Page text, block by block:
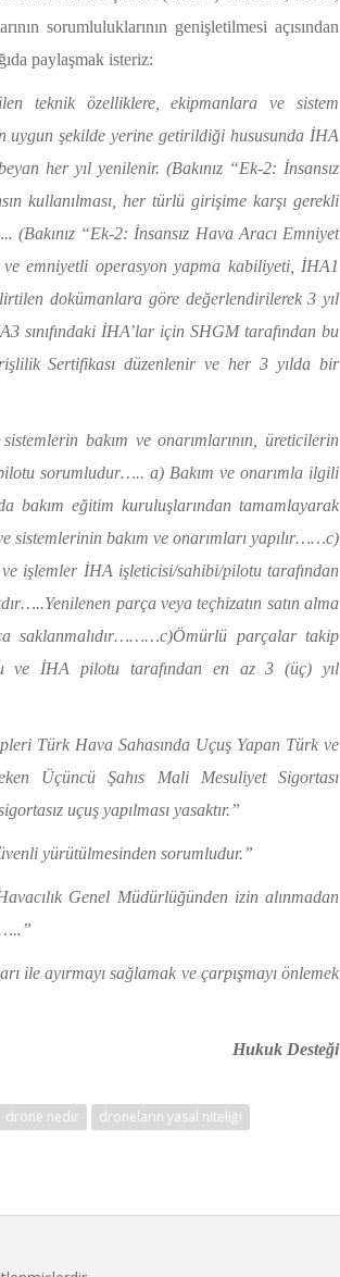
sorumluluklarının genişletilmesi açısından
paylaşmak isteriz:
teknik özelliklere, ekipmanlara ve sistem
uygun şekilde yerine getirildiği hususunda İHA
her yıl yenilenir. (Bakınız “Ek-2: İnsansız
kullanılması, her türlü girişime karşı gerekli
“Ek-2: İnsansız Hava Aracı Emniyet
emniyetli operasyon yapma kabiliyeti, İHA1
dokümanlara göre değerlendirilerek 3 yıl
sınıfındaki İHA’lar için SHGM tarafından bu
Sertifikası düzenlenir ve her 3 yılda bir
bakım ve onarımlarının, üreticilerin
sorumludur….. a) Bakım ve onarımla ilgili
bakım eğitim kuruluşlarından tamamlayarak
sistemlerinin bakım ve onarımları yapılır……c)
işlemler İHA işleticisi/sahibi/pilotu tarafından
parça veya teçhizatın satın alma
saklanmalıdır………c)Ömürlü parçalar takip
ve İHA pilotu tarafından en az 3 (üç) yıl
Türk Hava Sahasında Uçuş Yapan Türk ve
Üçüncü Şahıs Mali Mesuliyet Sigortası
uçuş yapılması yasaktır.”
yürütülmesinden sorumludur.”
Genel Müdürlüğünden izin alınmadan
ile ayırmayı sağlamak ve çarpışmayı önlemek
drone nedir
droneların yasal niteliği